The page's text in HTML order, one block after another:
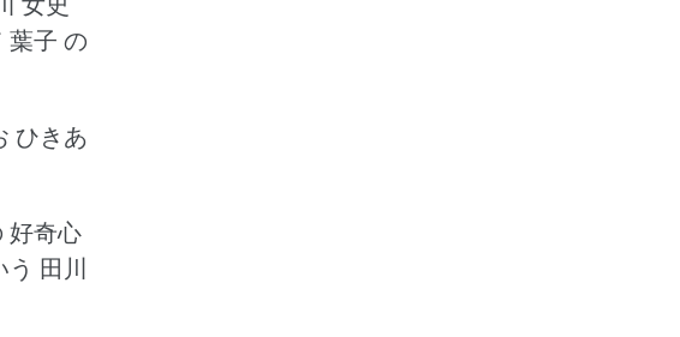
葉子 の
ひきあ
好奇心
う 田川